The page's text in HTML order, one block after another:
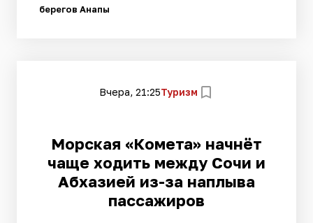
берегов Анапы
Вчера, 21:25Туризм
Морская «Комета» начнёт
чаще ходить между Сочи и
Абхазией из-за наплыва
пассажиров